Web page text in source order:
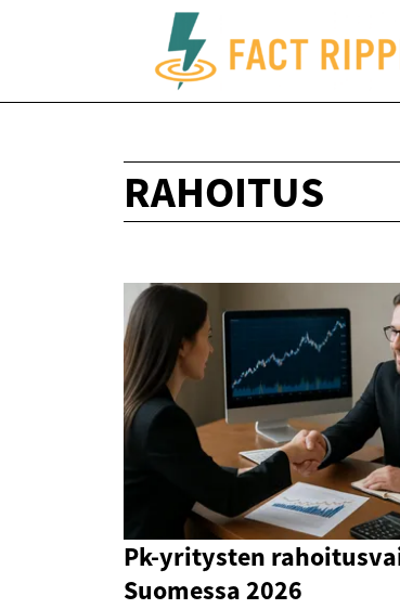
RAHOITUS
Pk-yritysten
Suomessa 2026